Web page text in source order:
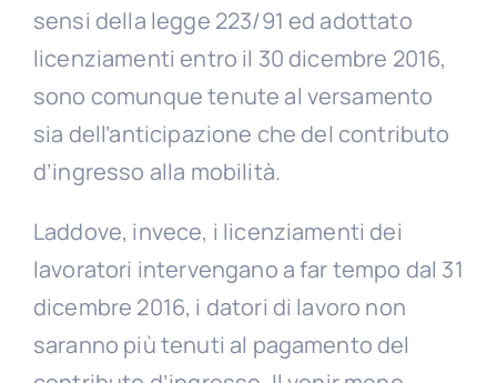
sensi della legge 223/91 ed adottato
licenziamenti entro il 30 dicembre 2016,
sono comunque tenute al versamento
sia dell’anticipazione che del contributo
d’ingresso alla mobilità.
Laddove, invece, i licenziamenti dei
lavoratori intervengano a far tempo dal 31
dicembre 2016, i datori di lavoro non
saranno più tenuti al pagamento del